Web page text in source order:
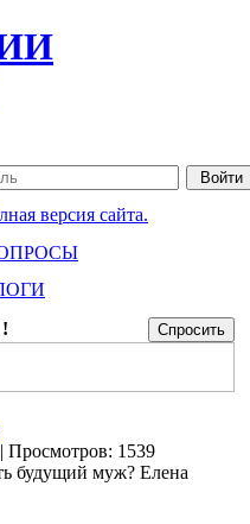
версия сайта.
!
Просмотров: 1539
будущий муж? Елена